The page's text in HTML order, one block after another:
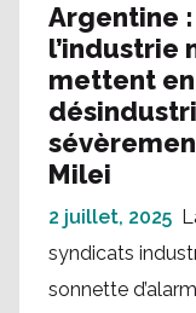
Argentine
l’industrie
mettent
Milei
2 juillet, 2025
syndicats
sonnette